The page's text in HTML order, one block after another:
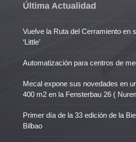
Última Actualidad
Vuelve la Ruta del Cerramiento en
‘Little’
Automatización para centros de
Mecal expone sus novedades en
400 m2 en la Fensterbau 26 (
Primer día de la 33 edición de la
Bilbao